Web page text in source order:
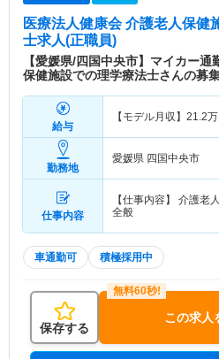
医療法人健康会 介護老人保健
士求人(正職員)
【愛媛県/四国中央市】マイカー
保健施設での理学療法士さんの募
給与
【モデル月収】 21.2
勤務地
愛媛県 四国中央市
仕事内容
【仕事内容】 介護老
全般
車通勤可 積極採用中
保存する
この求人